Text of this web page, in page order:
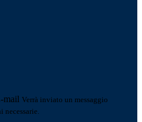
mail Verrà inviato un messaggio